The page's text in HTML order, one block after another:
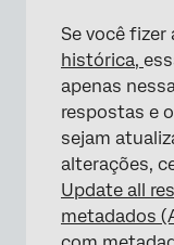
Se você
histórica,
apenas
respostas e
sejam
alterações,
Update all
metadados